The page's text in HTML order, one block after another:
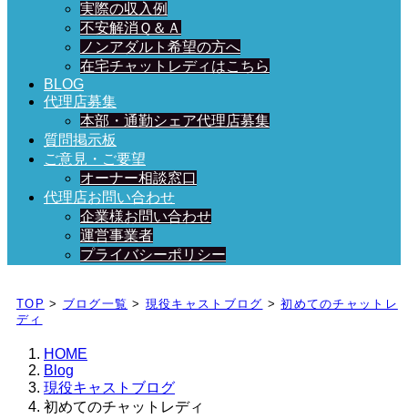
実際の収入例
不安解消Ｑ＆Ａ
ノンアダルト希望の方へ
在宅チャットレディはこちら
BLOG
代理店募集
本部・通勤シェア代理店募集
質問掲示板
ご意見・ご要望
オーナー相談窓口
代理店お問い合わせ
企業様お問い合わせ
運営事業者
プライバシーポリシー
日々、ブログを更新中！
TOP > ブログ一覧 > 現役キャストブログ >初めてのチャットレ
ディ
HOME
Blog
現役キャストブログ
初めてのチャットレディ